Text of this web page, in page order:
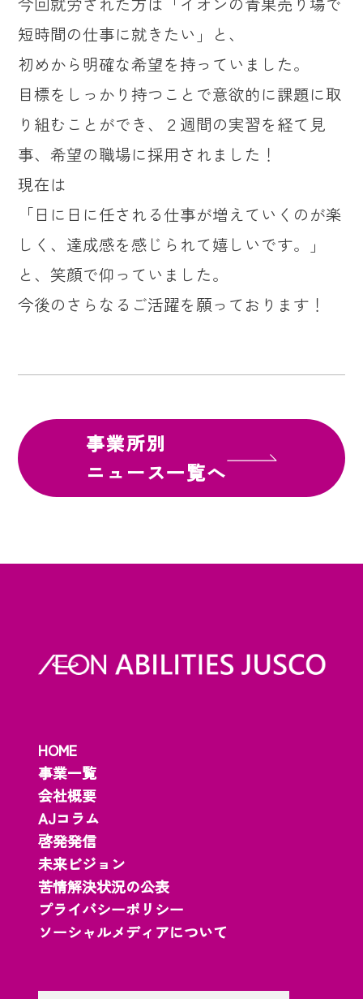
短時間の仕事に就きたい」と、
初めから明確な希望を持っていました。
目標をしっかり持つことで意欲的に課題に取
り組むことができ、２週間の実習を経て見
事、希望の職場に採用されました！
現在は
「日に日に任される仕事が増えていくのが楽
しく、達成感を感じられて嬉しいです。」
と、笑顔で仰っていました。
今後のさらなるご活躍を願っております！
事業所別
ニュース一覧へ
HOME
事業一覧
会社概要
AJコラム
啓発発信
未来ビジョン
苦情解決状況の公表
プライバシーポリシー
ソーシャルメディアについて